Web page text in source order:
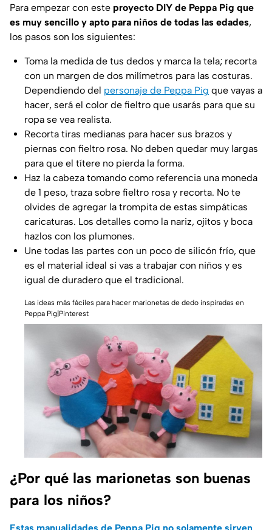
Para empezar con este proyecto DIY de Peppa Pig que
es muy sencillo y apto para niños de todas las edades,
los pasos son los siguientes:
Toma la medida de tus dedos y marca la tela; recorta
con un margen de dos milímetros para las costuras.
Dependiendo del personaje de Peppa Pig que vayas a
hacer, será el color de fieltro que usarás para que su
ropa se vea realista.
Recorta tiras medianas para hacer sus brazos y
piernas con fieltro rosa. No deben quedar muy largas
para que el títere no pierda la forma.
Haz la cabeza tomando como referencia una moneda
de 1 peso, traza sobre fieltro rosa y recorta. No te
olvides de agregar la trompita de estas simpáticas
caricaturas. Los detalles como la nariz, ojitos y boca
hazlos con los plumones.
Une todas las partes con un poco de silicón frío, que
es el material ideal si vas a trabajar con niños y es
igual de duradero que el tradicional.
Las ideas más fáciles para hacer marionetas de dedo inspiradas en
Peppa Pig|Pinterest
¿Por qué las marionetas son buenas
para los niños?